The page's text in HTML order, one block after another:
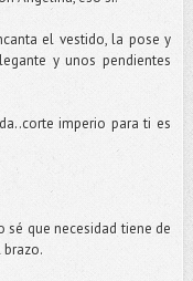
el vestido, la pose y
y unos pendientes
imperio para ti es
sé que necesidad tiene de
brazo.